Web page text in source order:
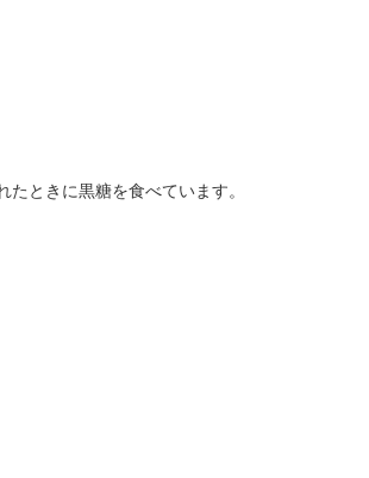
ときに黒糖を食べています。